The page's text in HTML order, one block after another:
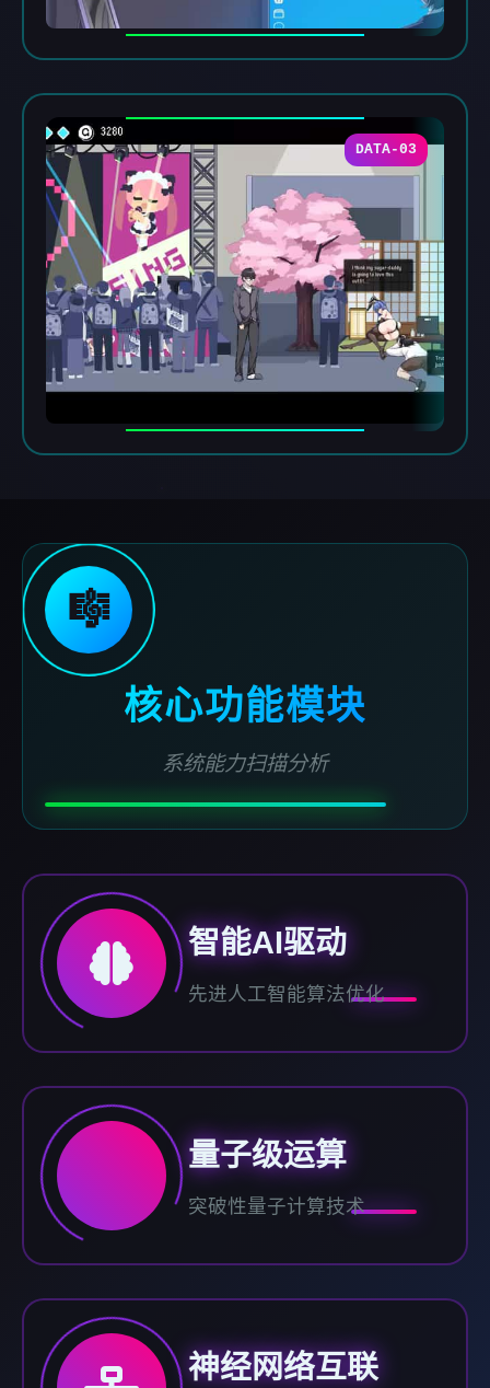
DATA-03
🎼
核心功能模块
系统能力扫描分析
智能AI驱动
先进人工智能算法优化
量子级运算
突破性量子计算技术
神经网络互联